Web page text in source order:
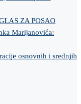
ZA POSAO
Marijanovića:
osnovnih i srednjih